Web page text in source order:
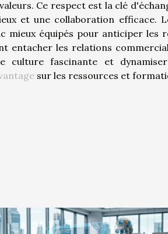
Ce respect est la clé
et une collaboration efficace.
mieux équipés pour anticiper les
entacher les relations
culture fascinante et
sur les ressources et